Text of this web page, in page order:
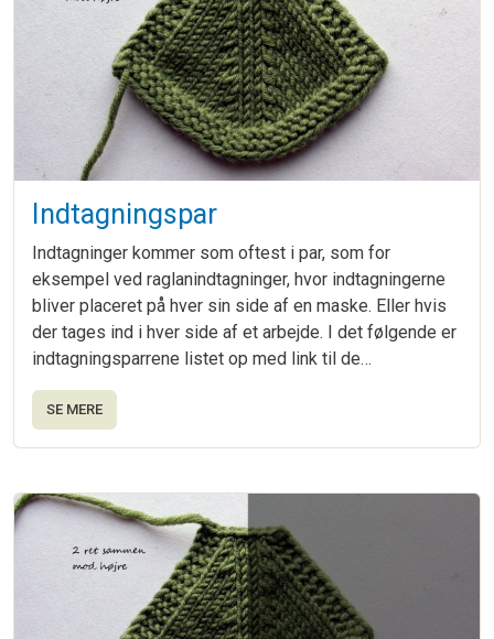
Indtagningspar
Indtagninger kommer som oftest i par, som for
eksempel ved raglanindtagninger, hvor indtagningerne
bliver placeret på hver sin side af en maske. Eller hvis
der tages ind i hver side af et arbejde. I det følgende er
indtagningsparrene listet op med link til de…
SE MERE